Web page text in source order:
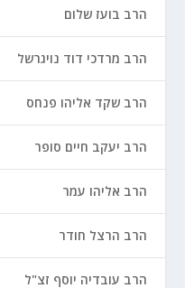
הרב בועז שלום
הרב מרדכי דוד נויגרשל
הרב שקד אליהו פנחס
הרב יעקב חיים סופר
הרב אליהו עמר
הרב הרצל חודר
הרב עובדיה יוסף זצ"ל